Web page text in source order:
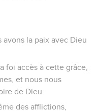
avons la paix avec Dieu
foi accès à cette grâce,
et nous nous
de Dieu.
des afflictions,